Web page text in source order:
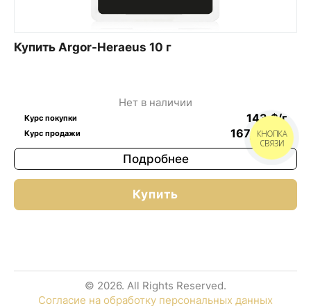
Купить Argor-Heraeus 10 г
Нет в наличии
Курс покупки 143 $/г
Курс продажи 167,62 $/г
Подробнее
Купить
© 2026. All Rights Reserved.
Согласие на обработку персональных данных
КНОПКА
СВЯЗИ